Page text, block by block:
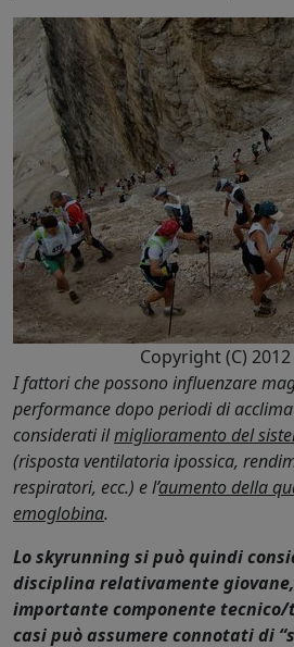
Copyright (C)
I fattori che possono influenzare
performance dopo periodi di
considerati ilmiglioramento del
(risposta ventilatoria ipossica,
respiratori, ecc.) e l’aumento della
emoglobina.
Lo skyrunning si può quindi
disciplina relativamente
importante componente
casi può assumere connotati di